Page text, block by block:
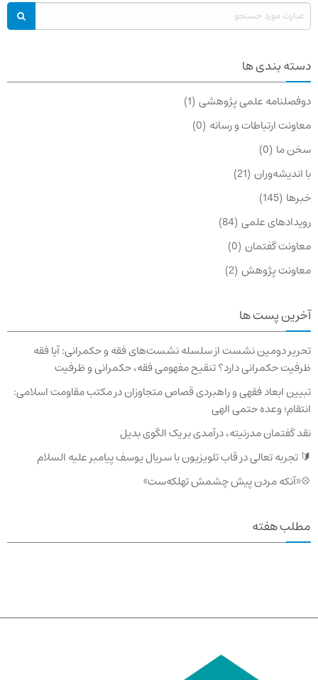
دسته بندی ها
دوفصلنامه علمی پژوهشی 1
معاونت ارتباطات و رسانه 0
سخن ما 0
با اندیشه‌وران 21
خبرها 145
رویدادهای علمی 84
معاونت گفتمان 0
معاونت پژوهش 2
آخرین پست ها
تحریر دومین نشست از سلسله نشست‌های فقه و حکمرانی: آیا فقه
ظرفیت حکمرانی دارد؟ تنقیح مفهومی فقه، حکمرانی و ظرفیت
تبیین ابعاد فقهی و راهبردی قصاص متجاوزان در مکتب مقاومت اسلامی:
انتقام؛ وعده حتمی الهی
نقد گفتمان مدرنیته، درآمدی بر یک الگوی بدیل
🔰 تجربه تعالی در قاب تلویزیون با سریال یوسف پیامبر علیه السلام
💠«آنکه مردن پیش چشمش تهلکه‌ست»
مطلب هفته